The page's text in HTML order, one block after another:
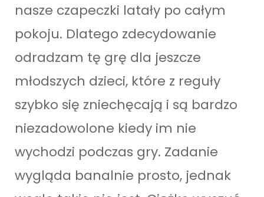
nasze czapeczki latały po całym
pokoju. Dlatego zdecydowanie
odradzam tę grę dla jeszcze
młodszych dzieci, które z reguły
szybko się zniechęcają i są bardzo
niezadowolone kiedy im nie
wychodzi podczas gry. Zadanie
wygląda banalnie prosto, jednak